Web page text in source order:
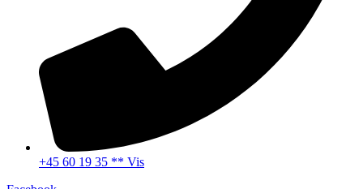
+45 60 19 35 ** Vis